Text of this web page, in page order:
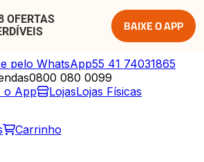
OFERTAS
BAIXE O APP
pelo WhatsApp55 41 74031865
0800 080 0099
o App LojasLojas Físicas
Carrinho